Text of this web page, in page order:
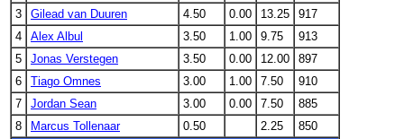
3
Gilead van Duuren 4.50 0.00 13.25
917
4
Alex Albul 3.50 1.00 9.75
913
5
Jonas Verstegen 3.50 0.00 12.00
897
6
Tiago Omnes 3.00 1.00 7.50
910
7
Jordan Sean 3.00 0.00 7.50
885
8
Marcus Tollenaar 0.50 2.25
850